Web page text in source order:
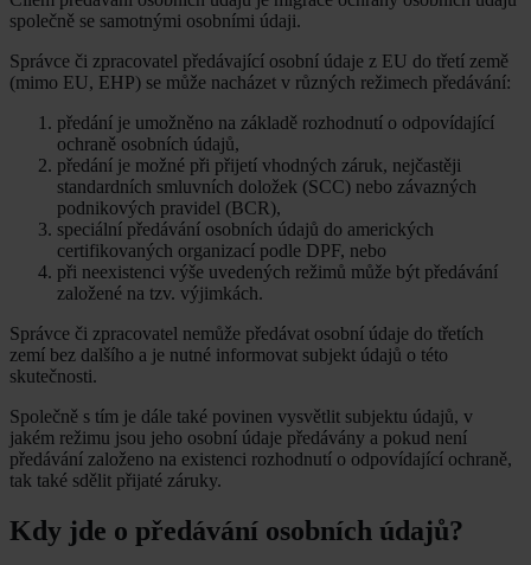
společně se samotnými osobními údaji.
Správce či zpracovatel předávající osobní údaje z EU do třetí země
(mimo EU, EHP) se může nacházet v různých režimech předávání:
předání je umožněno na základě rozhodnutí o odpovídající
ochraně osobních údajů,
předání je možné při přijetí vhodných záruk, nejčastěji
standardních smluvních doložek (SCC) nebo závazných
podnikových pravidel (BCR),
speciální předávání osobních údajů do amerických
certifikovaných organizací podle DPF, nebo
při neexistenci výše uvedených režimů může být předávání
založené na tzv. výjimkách.
Správce či zpracovatel nemůže předávat osobní údaje do třetích
zemí bez dalšího a je nutné informovat subjekt údajů o této
skutečnosti.
Společně s tím je dále také povinen vysvětlit subjektu údajů, v
jakém režimu jsou jeho osobní údaje předávány a pokud není
předávání založeno na existenci rozhodnutí o odpovídající ochraně,
tak také sdělit přijaté záruky.
Kdy jde o předávání osobních údajů?